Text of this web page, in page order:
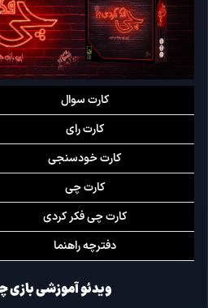
کارت سوال
کارت رای
کارت خودسنجی
کارت چی
کارت چی فکر کردی
دفترچه راهنما
ویدئو آموزشی بازی